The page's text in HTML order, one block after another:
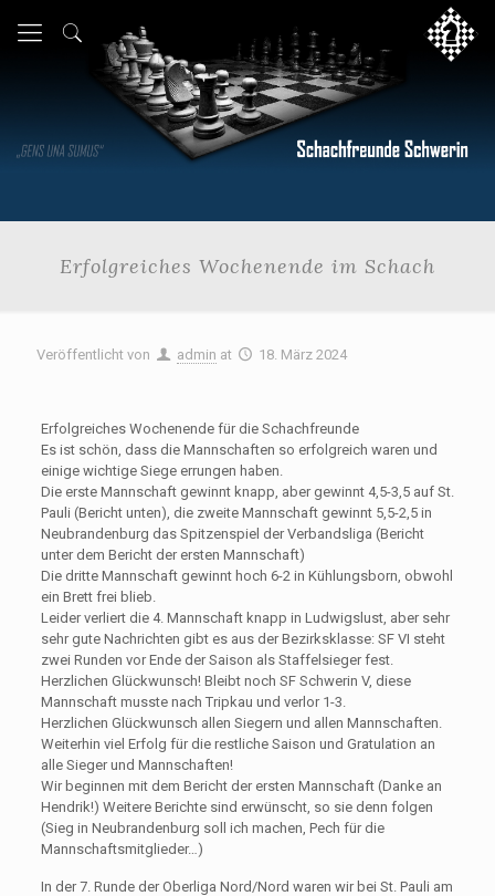
Erfolgreiches Wochenende im Schach
Veröffentlicht von admin at 18. März 2024
Erfolgreiches Wochenende für die Schachfreunde
Es ist schön, dass die Mannschaften so erfolgreich waren und
einige wichtige Siege errungen haben.
Die erste Mannschaft gewinnt knapp, aber gewinnt 4,5-3,5 auf St.
Pauli (Bericht unten), die zweite Mannschaft gewinnt 5,5-2,5 in
Neubrandenburg das Spitzenspiel der Verbandsliga (Bericht
unter dem Bericht der ersten Mannschaft)
Die dritte Mannschaft gewinnt hoch 6-2 in Kühlungsborn, obwohl
ein Brett frei blieb.
Leider verliert die 4. Mannschaft knapp in Ludwigslust, aber sehr
sehr gute Nachrichten gibt es aus der Bezirksklasse: SF VI steht
zwei Runden vor Ende der Saison als Staffelsieger fest.
Herzlichen Glückwunsch! Bleibt noch SF Schwerin V, diese
Mannschaft musste nach Tripkau und verlor 1-3.
Herzlichen Glückwunsch allen Siegern und allen Mannschaften.
Weiterhin viel Erfolg für die restliche Saison und Gratulation an
alle Sieger und Mannschaften!
Wir beginnen mit dem Bericht der ersten Mannschaft (Danke an
Hendrik!) Weitere Berichte sind erwünscht, so sie denn folgen
(Sieg in Neubrandenburg soll ich machen, Pech für die
Mannschaftsmitglieder…)
In der 7. Runde der Oberliga Nord/Nord waren wir bei St. Pauli am